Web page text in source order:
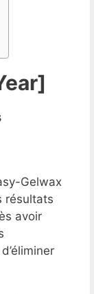
Gelwax
résultats
avoir